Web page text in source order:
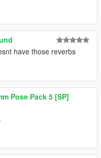
have those reverbs
Pose Pack 5 [SP]